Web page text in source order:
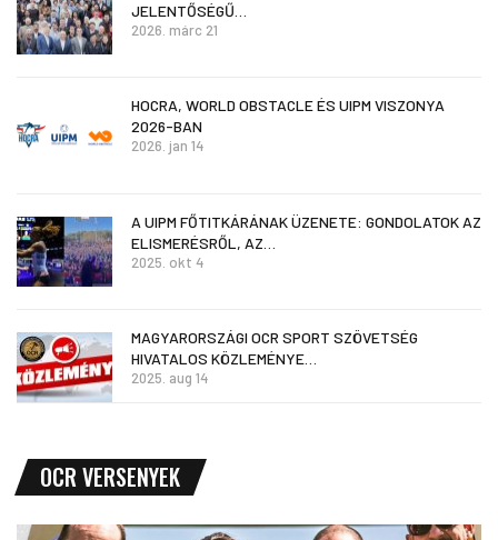
JELENTŐSÉGŰ…
2026. márc 21
HOCRA, WORLD OBSTACLE ÉS UIPM VISZONYA
2026-BAN
2026. jan 14
A UIPM FŐTITKÁRÁNAK ÜZENETE: GONDOLATOK AZ
ELISMERÉSRŐL, AZ…
2025. okt 4
MAGYARORSZÁGI OCR SPORT SZÖVETSÉG
HIVATALOS KÖZLEMÉNYE…
2025. aug 14
OCR VERSENYEK